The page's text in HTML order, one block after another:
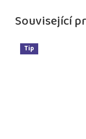
Související
Tip